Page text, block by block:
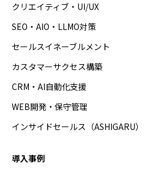
クリエイティブ・UI/UX
SEO・AIO・LLMO対策
セールスイネーブルメント
カスタマーサクセス構築
CRM・AI自動化支援
WEB開発・保守管理
インサイドセールス（ASHIGARU）
導入事例